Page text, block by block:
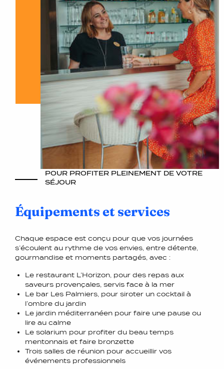
POUR PROFITER PLEINEMENT DE VOTRE
SÉJOUR
Équipements et services
Chaque espace est conçu pour que vos journées
s’écoulent au rythme de vos envies, entre détente,
gourmandise et moments partagés, avec :
Le restaurant L’Horizon, pour des repas aux
saveurs provençales, servis face à la mer
Le bar Les Palmiers, pour siroter un cocktail à
l’ombre du jardin
Le jardin méditerranéen pour faire une pause ou
lire au calme
Le solarium pour profiter du beau temps
mentonnais et faire bronzette
Trois salles de réunion pour accueillir vos
événements professionnels